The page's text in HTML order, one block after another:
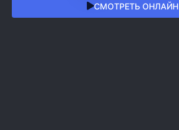
СМОТРЕТЬ ОНЛАЙН